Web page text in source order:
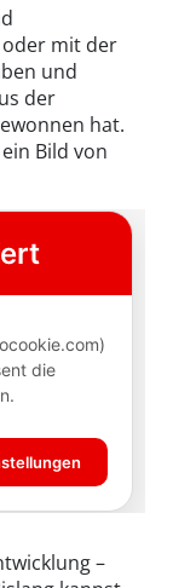
mit der
und
der
hat.
Bild von
–